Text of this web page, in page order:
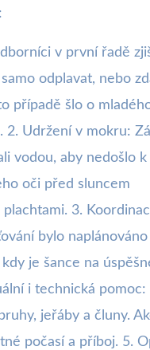
v první řadě
odplavat, nebo
případě šlo o
2. Udržení v mokru:
vodou, aby nedošlo
oči před sluncem
3.
bylo
je šance na
i technická pomoc:
jeřáby a čluny.
počasí a příboj. 5.